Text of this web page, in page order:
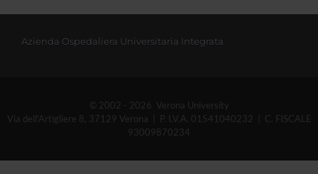
Azienda Ospedaliera Universitaria Integrata
© 2002 - 2026 Verona University
Via dell'Artigliere 8, 37129 Verona | P. I.V.A. 01541040232 | C. FISCALE
93009870234